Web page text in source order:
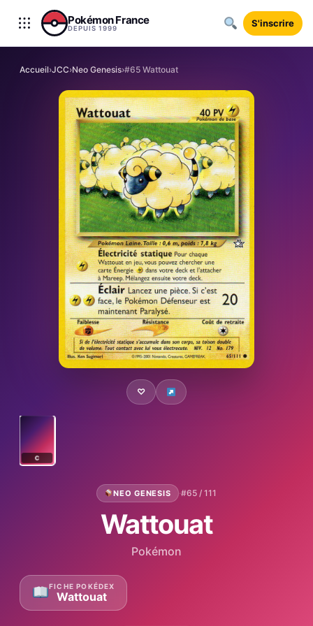
Aller au contenu
Pokémon France
DEPUIS 1999 S'inscrire
Accueil›JCC›Neo Genesis›#65 Wattouat
♡
C
NEO GENESIS ·#65 / 111
Wattouat
Pokémon
FICHE POKÉDEX
Wattouat